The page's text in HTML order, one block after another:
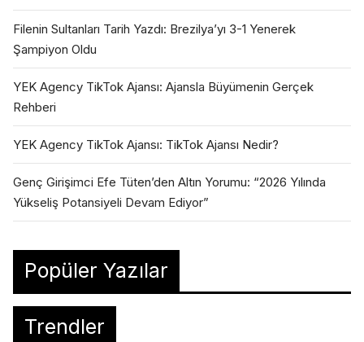
Filenin Sultanları Tarih Yazdı: Brezilya’yı 3-1 Yenerek
Şampiyon Oldu
YEK Agency TikTok Ajansı: Ajansla Büyümenin Gerçek
Rehberi
YEK Agency TikTok Ajansı: TikTok Ajansı Nedir?
Genç Girişimci Efe Tüten’den Altın Yorumu: “2026 Yılında
Yükseliş Potansiyeli Devam Ediyor”
Popüler Yazılar
Trendler